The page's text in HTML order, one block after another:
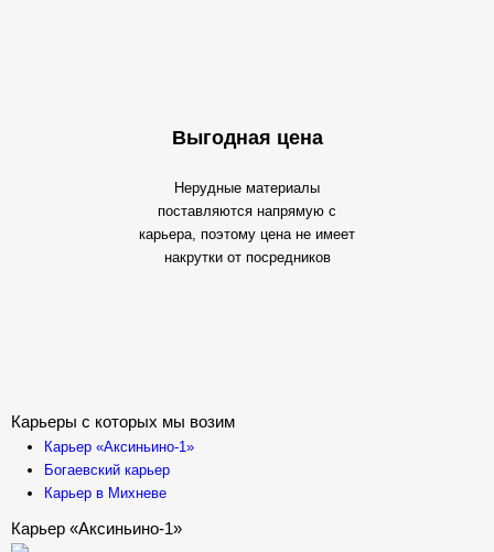
Выгодная цена
Нерудные материалы
поставляются напрямую с
карьера, поэтому цена не имеет
накрутки от посредников
Карьеры с которых мы возим
Карьер «Аксиньино-1»
Богаевский карьер
Карьер в Михневе
Карьер «Аксиньино-1»